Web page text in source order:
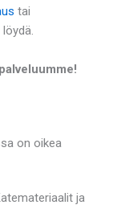
tai
on oikea
ja